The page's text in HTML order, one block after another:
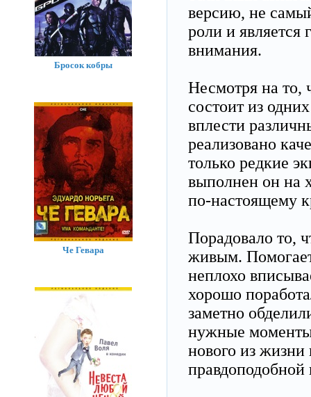
версию, не
роли и является
внимания.
Несмотря на то,
состоит из
вплести
реализовано
только редкие
выполнен он на
по-настоящему
Порадовало то,
живым.
неплохо
хорошо
заметно
нужные моменты
нового из
правдоподобной
Бросок кобры
Че Гевара